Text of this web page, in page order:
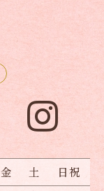
金 土
日祝